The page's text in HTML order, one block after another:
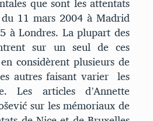
11 mars 2004 à Madrid
à Londres. La plupart des
sur un seul de ces
considèrent plusieurs de
autres faisant varier les
Les articles d’Annette
sur les mémoriaux de